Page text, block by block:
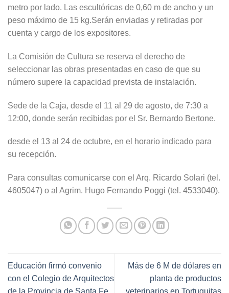
metro por lado. Las escultóricas de 0,60 m de ancho y un
peso máximo de 15 kg.Serán enviadas y retiradas por
cuenta y cargo de los expositores.
La Comisión de Cultura se reserva el derecho de
seleccionar las obras presentadas en caso de que su
número supere la capacidad prevista de instalación.
Sede de la Caja, desde el 11 al 29 de agosto, de 7:30 a
12:00, donde serán recibidas por el Sr. Bernardo Bertone.
desde el 13 al 24 de octubre, en el horario indicado para
su recepción.
Para consultas comunicarse con el Arq. Ricardo Solari (tel.
4605047) o al Agrim. Hugo Fernando Poggi (tel. 4533040).
Educación firmó convenio
con el Colegio de Arquitectos
Más de 6 M de dólares en
planta de productos